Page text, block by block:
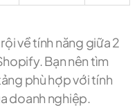
về tính năng giữa 2
Bạn nên tìm
phù hợp với tính
doanh nghiệp.